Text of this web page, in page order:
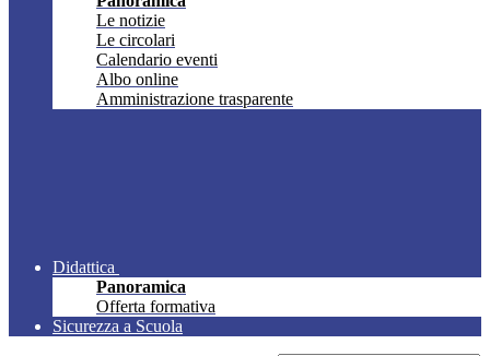
Le notizie
Le circolari
Calendario eventi
Albo online
Amministrazione trasparente
Didattica
Panoramica
Offerta formativa
Sicurezza a Scuola